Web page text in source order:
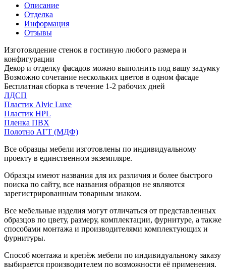
Описание
Отделка
Информация
Отзывы
Изготовлдение стенок в гостиную любого размера и
конфигурации
Декор и отделку фасадов можно выполнить под вашу задумку
Возможно сочетание нескольких цветов в одном фасаде
Бесплатная сборка в течение 1-2 рабочих дней
ЛДСП
Пластик Alvic Luxe
Пластик HPL
Пленка ПВХ
Полотно АГТ (МДФ)
Все образцы мебели изготовлены по индивидуальному
проекту в единственном экземпляре.
Образцы имеют названия для их различия и более быстрого
поиска по сайту, все названия образцов не являются
зарегистрированным товарным знаком.
Все мебельные изделия могут отличаться от представленных
образцов по цвету, размеру, комплектации, фурнитуре, а также
способами монтажа и производителями комплектующих и
фурнитуры.
Способ монтажа и крепёж мебели по индивидуальному заказу
выбирается производителем по возможности её применения.